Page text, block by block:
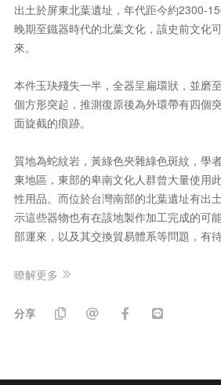
出土於屏東北葉遺址，年代距今約2300-
晚期至鐵器時代的北葉文化，該史前文化
來。
本件玉玦殘失一半，全器呈扁環狀，並磨
個方形突起，推測復原後為外環帶有四個
面旋截的痕跡。
質地為蛇紋岩，黃綠色夾雜綠色斑紋，學
東地區，東部的卑南文化人群曾大量使用
性用品。而位於台灣南部的北葉遺址有出
示這些器物也有在該地製作加工完成的可
部運來，以及其交換貿易體系等問題，有
瞭解更多
分享